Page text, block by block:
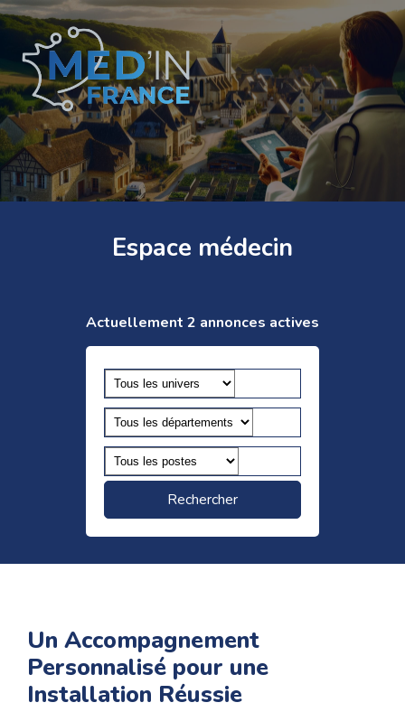
Espace médecin
Actuellement 2 annonces actives
Un Accompagnement
Personnalisé pour une
Installation Réussie